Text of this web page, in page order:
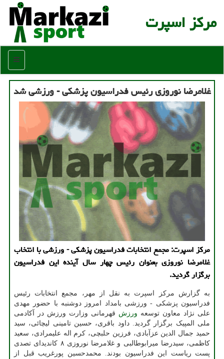
مركز اسپرت
منو
غلامرضا نوروزی رئیس فدراسیون پزشكی - ورزشی شد
مرکز اسپرت: مجمع انتخابات فدراسیون پزشکی - ورزشی با انتخاب
غلامرضا نوروزی بعنوان رئیس چهار سال آینده این فدراسیون
برگزار گردید.
به گزارش مرکز اسپرت به نقل از مهر، مجمع انتخابات رئیس
فدراسیون پزشکی - ورزشی بامداد امروز دوشنبه با حضور مهدی
علی نژاد معاون توسعه ورزش قهرمانی وزارت ورزش در آکادمی
ملی المپیک برگزار گردید. داود باقری، حسین تامینی لیچائی، سید
حمید جمال الدین عزآبادی، فرزین حلبچی، کرم اله علیمرادی، سعید
کاظمی، سیدرضا میرابوطالبی و غلامرضا نوروزی ۸ کاندیدای تصدی
پست ریاست این فدراسیون بودند. محمدحسین پورغریب قبل از